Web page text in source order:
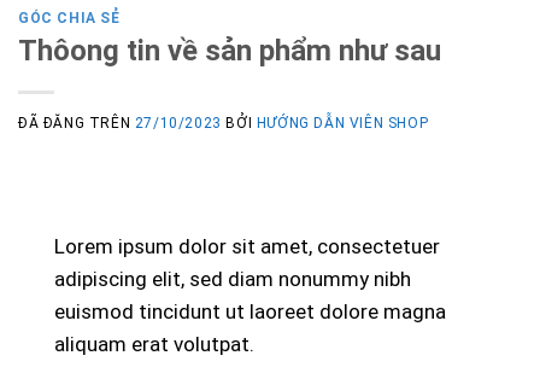
GÓC CHIA SẺ
Thôong tin về sản phẩm như sau
ĐÃ ĐĂNG TRÊN 27/10/2023 BỞI HƯỚNG DẪN VIÊN SHOP
Lorem ipsum dolor sit amet, consectetuer
adipiscing elit, sed diam nonummy nibh
euismod tincidunt ut laoreet dolore magna
aliquam erat volutpat.